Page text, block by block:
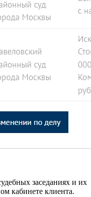
заседаниях и их
кабинете клиента.